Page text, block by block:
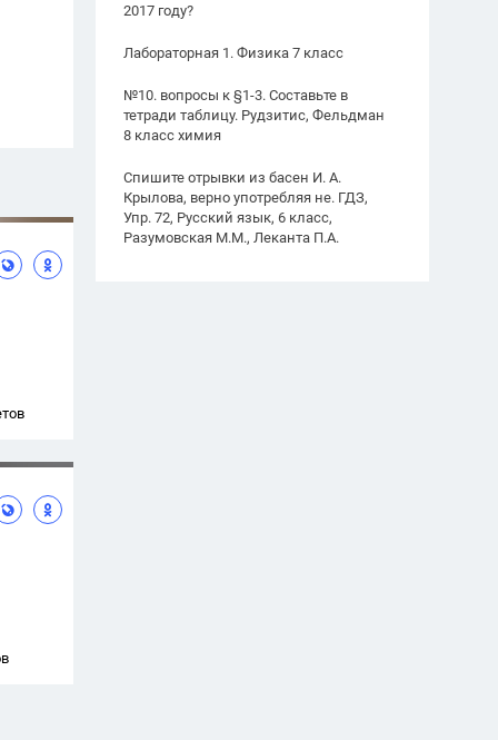
2017 году?
Лабораторная 1. Физика 7 класс
№10. вопросы к §1-3. Составьте в
тетради таблицу. Рудзитис, Фельдман
8 класс химия
Спишите отрывки из басен И. А.
Крылова, верно употребляя не. ГДЗ,
Упр. 72, Русский язык, 6 класс,
Разумовская М.М., Леканта П.А.